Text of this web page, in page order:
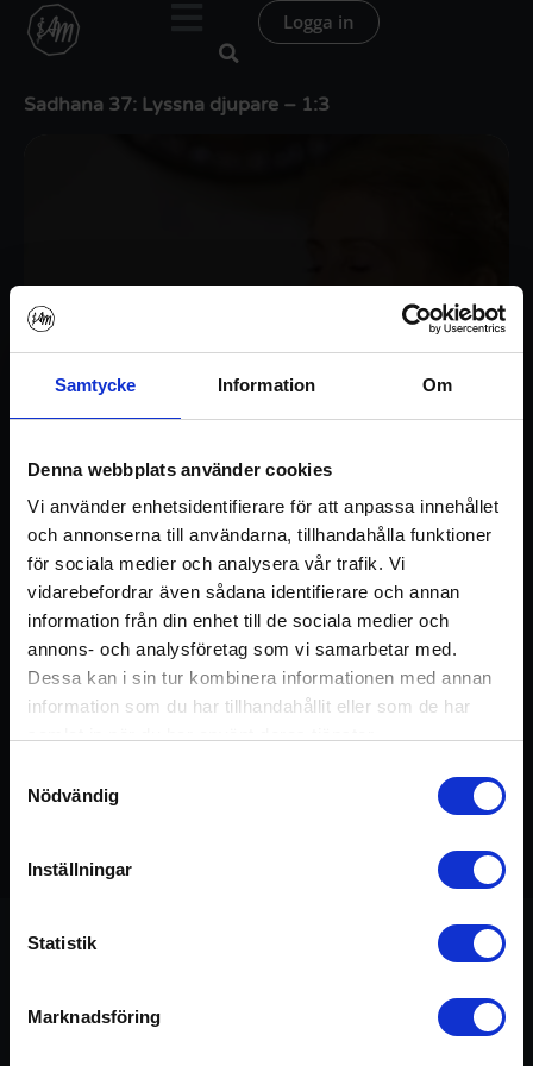
Samtycke Information Om
Denna webbplats använder cookies
Vi använder enhetsidentifierare för att anpassa innehållet
och annonserna till användarna, tillhandahålla funktioner
för sociala medier och analysera vår trafik. Vi
vidarebefordrar även sådana identifierare och annan
information från din enhet till de sociala medier och
annons- och analysföretag som vi samarbetar med.
Dessa kan i sin tur kombinera informationen med annan
information som du har tillhandahållit eller som de har
Nödvändig
Inställningar
Statistik
Marknadsföring
Hoppa
Logga in
Sadhana 37: Lyssna djupare – 1:3
Logga in / Registrera konto
20 min